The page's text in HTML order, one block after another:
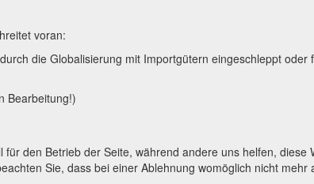
voran:
die Globalisierung mit Importgütern eingeschleppt oder
Bearbeitung!)
den Betrieb der Seite, während andere uns helfen,
Sie, dass bei einer Ablehnung womöglich nicht